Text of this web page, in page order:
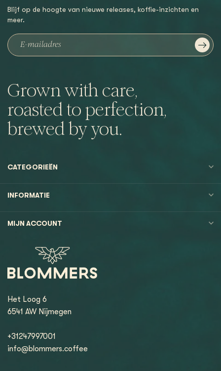
Grown with care,
roasted to perfection,
brewed by you.
Blijf op de hoogte van nieuwe releases, koffie-inzichten en
meer.
CATEGORIEËN
INFORMATIE
MIJN ACCOUNT
Het Loog 6
6541 AW Nijmegen
+31247997001
info@blommers.coffee